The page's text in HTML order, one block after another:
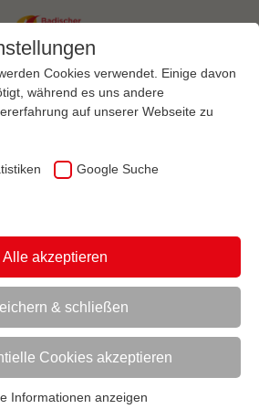
AKTUELL:
MARKETING
Readspeaker öffnen
Cookies verwendet. Einige davon
während es uns andere
auf unserer Webseite zu
Google Suche
Alle akzeptieren
& schließen
Cookies akzeptieren
Informationen anzeigen